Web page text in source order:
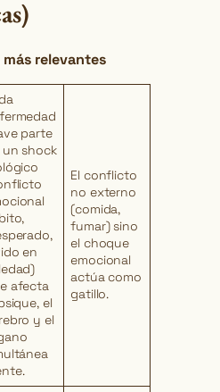
más relevantes
parte
un shock
en
afecta
el
y el
El conflicto
no externo
(comida,
fumar) sino
el choque
emocional
actúa como
gatillo.